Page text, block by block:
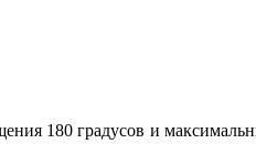
180 градусов и